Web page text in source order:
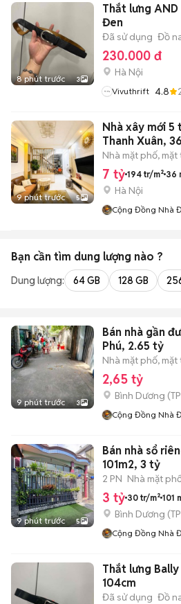
8 phút trước 3
Thắt lưng
Đen
Đã sử dụng Đồ
230.000 đ
Hà Nội
Vivuthrift 4.8
9 phút trước 5
Nhà xây mới 5
Thanh Xuân,
Nhà mặt phố, mặt
7 tỷ 194 tr/m² 36
Hà Nội
Cộng Đồng Nhà
Bạn cần tìm dung lượng nào ?
Dung lượng: 64 GB 128 GB
9 phút trước 3
Bán nhà gần
Phú, 2.65 tỷ
Nhà mặt phố, mặt
2,65 tỷ
Bình Dương (
Cộng Đồng Nhà
9 phút trước 5
Bán nhà sổ
101m2, 3 tỷ
2 PN Nhà mặt
3 tỷ 30 tr/m² 101
Bình Dương (
Cộng Đồng Nhà
Thắt lưng
104cm
Đã sử dụng Đồ